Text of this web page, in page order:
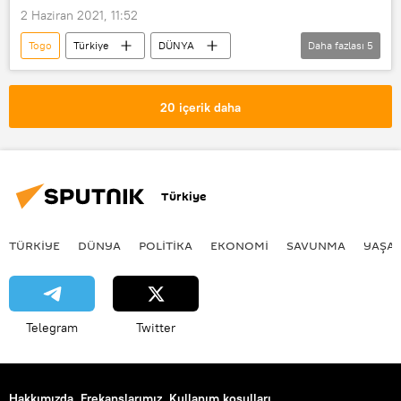
2 Haziran 2021, 11:52
Togo Türkiye
DÜNYA
Haberler
Afrika
TÜRKİYE
Mevlüt Çavuşoğlu
Daha fazlası 5
20 içerik daha
Türkiye
TÜRKIYE DÜNYA POLİTİKA EKONOMİ SAVUNMA
Telegram Twitter